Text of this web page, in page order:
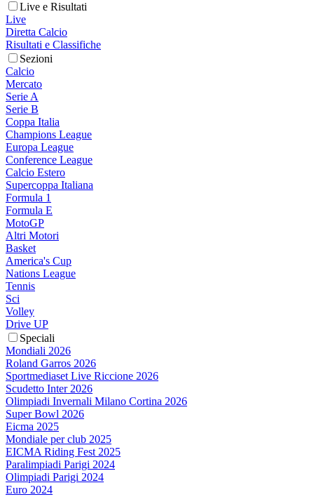
Live e Risultati
Live
Diretta Calcio
Risultati e Classifiche
Sezioni
Calcio
Mercato
Serie A
Serie B
Coppa Italia
Champions League
Europa League
Conference League
Calcio Estero
Supercoppa Italiana
Formula 1
Formula E
MotoGP
Altri Motori
Basket
America's Cup
Nations League
Tennis
Sci
Volley
Drive UP
Speciali
Mondiali 2026
Roland Garros 2026
Sportmediaset Live Riccione 2026
Scudetto Inter 2026
Olimpiadi Invernali Milano Cortina 2026
Super Bowl 2026
Eicma 2025
Mondiale per club 2025
EICMA Riding Fest 2025
Paralimpiadi Parigi 2024
Olimpiadi Parigi 2024
Euro 2024